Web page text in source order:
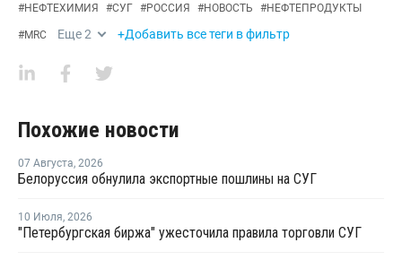
#НЕФТЕХИМИЯ #СУГ #РОССИЯ #НОВОСТЬ #НЕФТЕПРОДУКТЫ
#MRC Еще2 +Добавить все теги в фильтр
Похожие новости
07 Августа, 2026
Белоруссия обнулила экспортные пошлины на СУГ
10 Июля, 2026
"Петербургская биржа" ужесточила правила торговли СУГ